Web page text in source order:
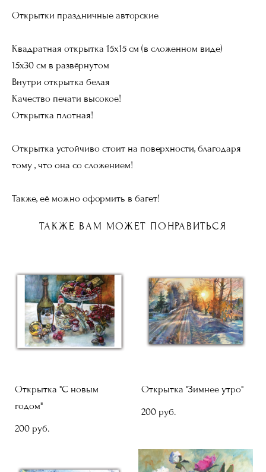
Открытки праздничные авторские
Квадратная открытка 15х15 см (в сложенном виде)
15х30 см в развёрнутом
Внутри открытка белая
Качество печати высокое!
Открытка плотная!
Открытка устойчиво стоит на поверхности, благодаря
тому , что она со сложением!
Также, её можно оформить в багет!
ТАКЖЕ ВАМ МОЖЕТ ПОНРАВИТЬСЯ
Открытка "С новым
годом"
200 pуб.
Открытка "Зимнее утро"
200 pуб.